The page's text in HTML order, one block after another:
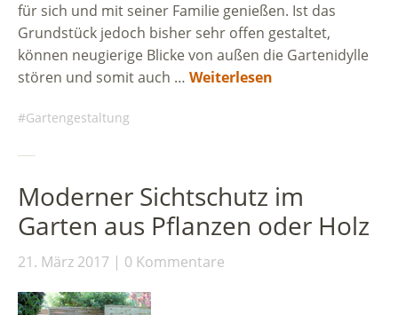
für sich und mit seiner Familie genießen. Ist das
Grundstück jedoch bisher sehr offen gestaltet,
können neugierige Blicke von außen die Gartenidylle
stören und somit auch … Weiterlesen
Gartengestaltung
Moderner Sichtschutz im
Garten aus Pflanzen oder Holz
21. März 2017 0 Kommentare